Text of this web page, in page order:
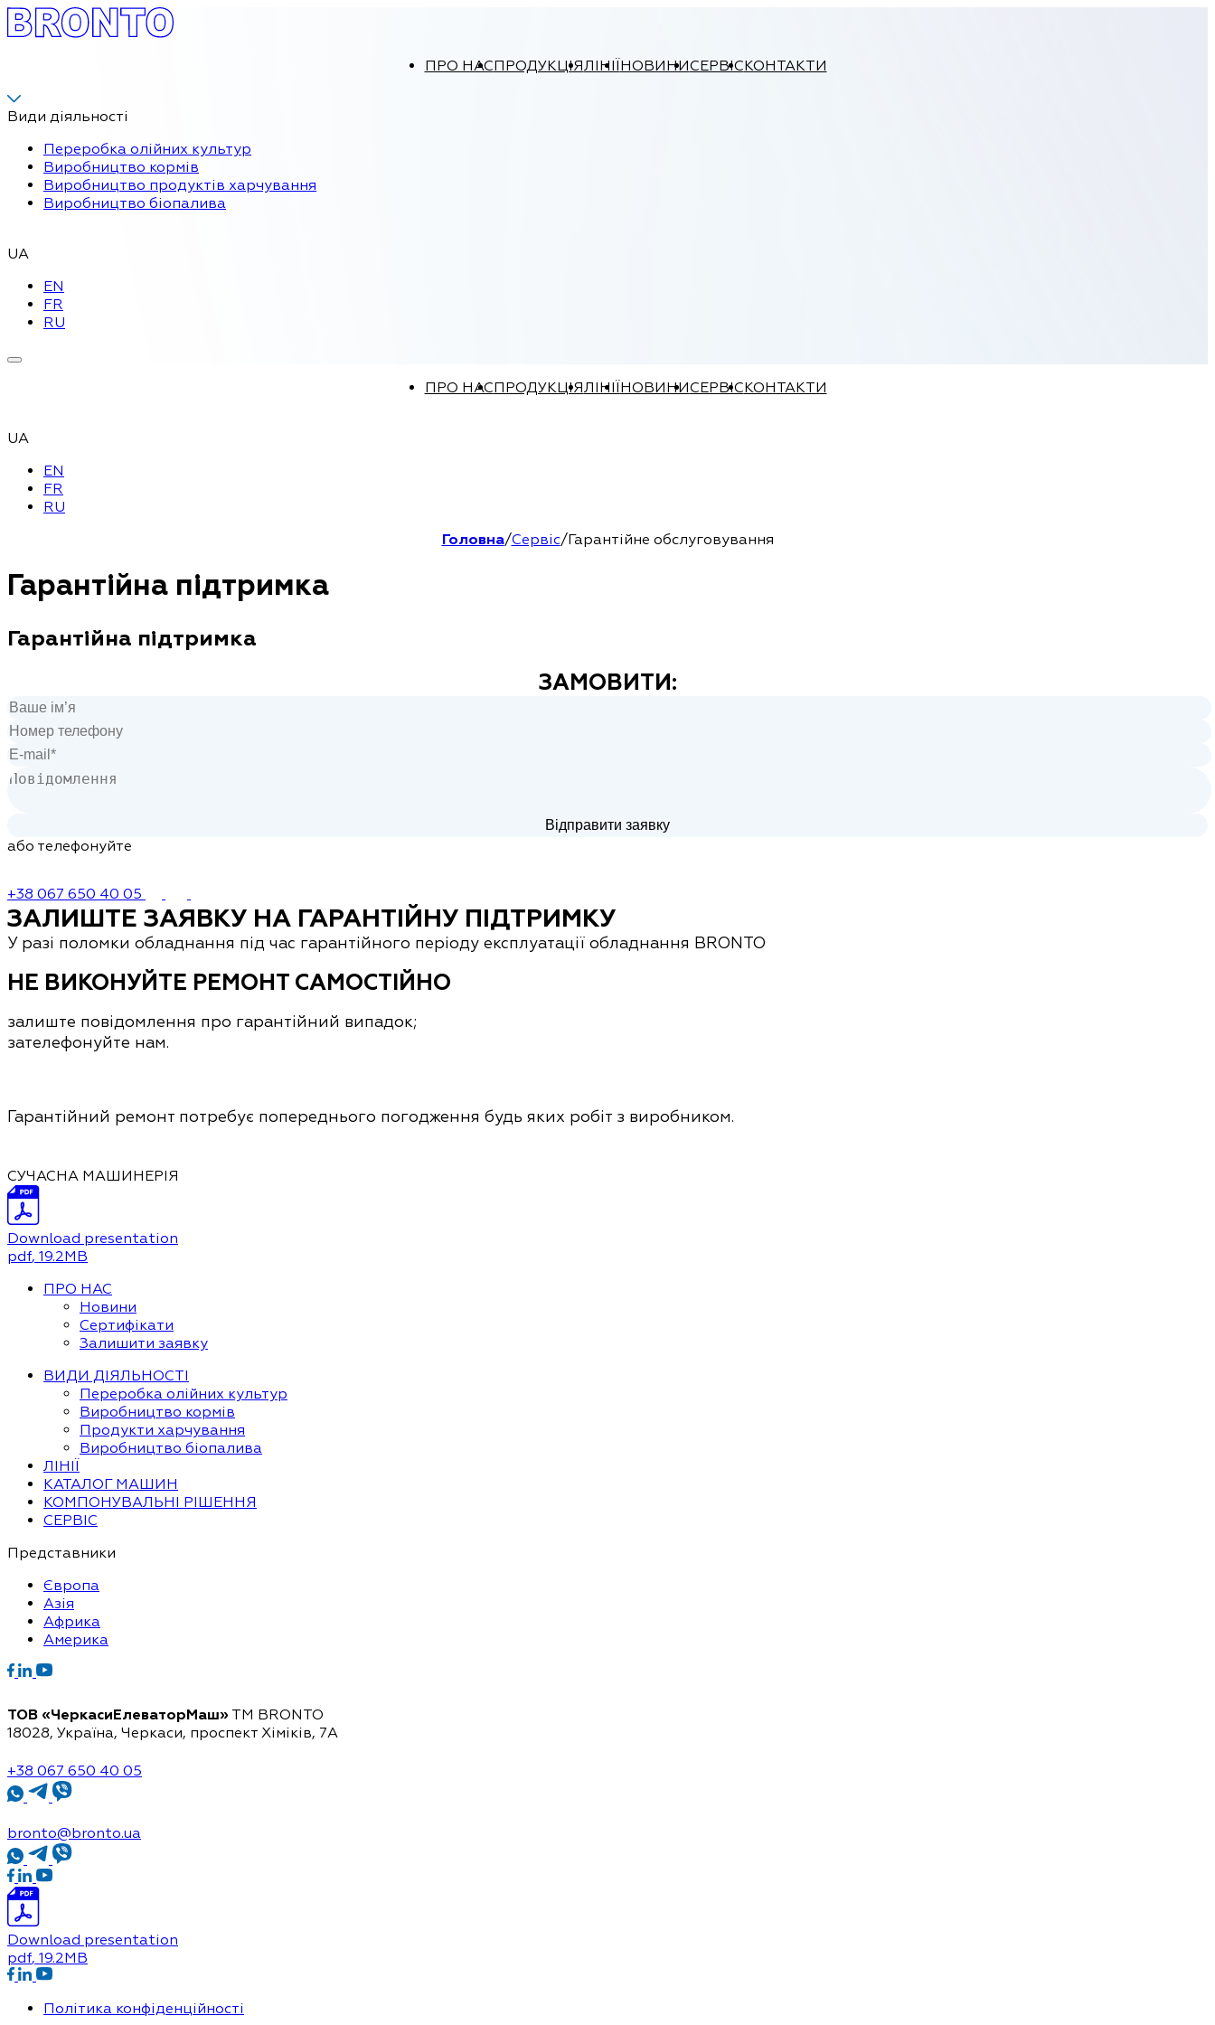
ПРО НАСПРОДУКЦІЯЛІНІЇНОВИНИСЕРВІСКОНТАКТИ
Види діяльності
Переробка олійних культур
Виробництво кормів
Виробництво продуктів харчування
Виробництво біопалива
UA
EN
FR
RU
ПРО НАСПРОДУКЦІЯЛІНІЇНОВИНИСЕРВІСКОНТАКТИ
UA
EN
FR
RU
Головна/Сервіс/Гарантійне обслуговування
Гарантійна підтримка
Гарантійна підтримка
ЗАМОВИТИ:
або телефонуйте
+38 067 650 40 05
ЗАЛИШТЕ ЗАЯВКУ НА ГАРАНТІЙНУ ПІДТРИМКУ
У разі поломки обладнання під час гарантійного періоду експлуатації обладнання BRONTO
НЕ ВИКОНУЙТЕ РЕМОНТ САМОСТІЙНО
залиште повідомлення про гарантійний випадок;
зателефонуйте нам.
Гарантійний ремонт потребує попереднього погодження будь яких робіт з виробником.
СУЧАСНА МАШИНЕРІЯ
Download presentation
pdf, 19.2MB
ПРО НАС
Новини
Сертифікати
Залишити заявку
ВИДИ ДІЯЛЬНОСТІ
Переробка олійних культур
Виробництво кормів
Продукти харчування
Виробництво біопалива
ЛІНІЇ
КАТАЛОГ МАШИН
КОМПОНУВАЛЬНІ РІШЕННЯ
СЕРВІС
Представники
Європа
Азія
Африка
Америка
ТОВ «ЧеркасиЕлеваторМаш» ТМ BRONTO
18028, Україна, Черкаси, проспект Хіміків, 7А
+38 067 650 40 05
bronto@bronto.ua
Download presentation
pdf, 19.2MB
Політика конфіденційності